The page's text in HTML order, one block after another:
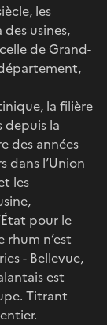
les
usines,
de Grand-
la filière
la
des années
dans l’Union
les
pour le
n’est
- Bellevue,
est
Titrant